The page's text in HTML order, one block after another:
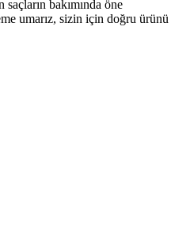
saçların bakımında öne
umarız, sizin için doğru ürünü